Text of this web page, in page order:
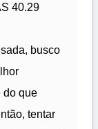
40.29
busco
do que
tentar